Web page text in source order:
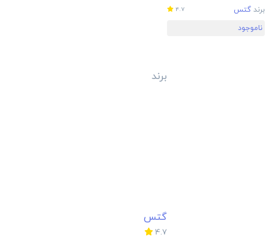
برندگتس 4.7
ناموجود
برند
گتس
4.7